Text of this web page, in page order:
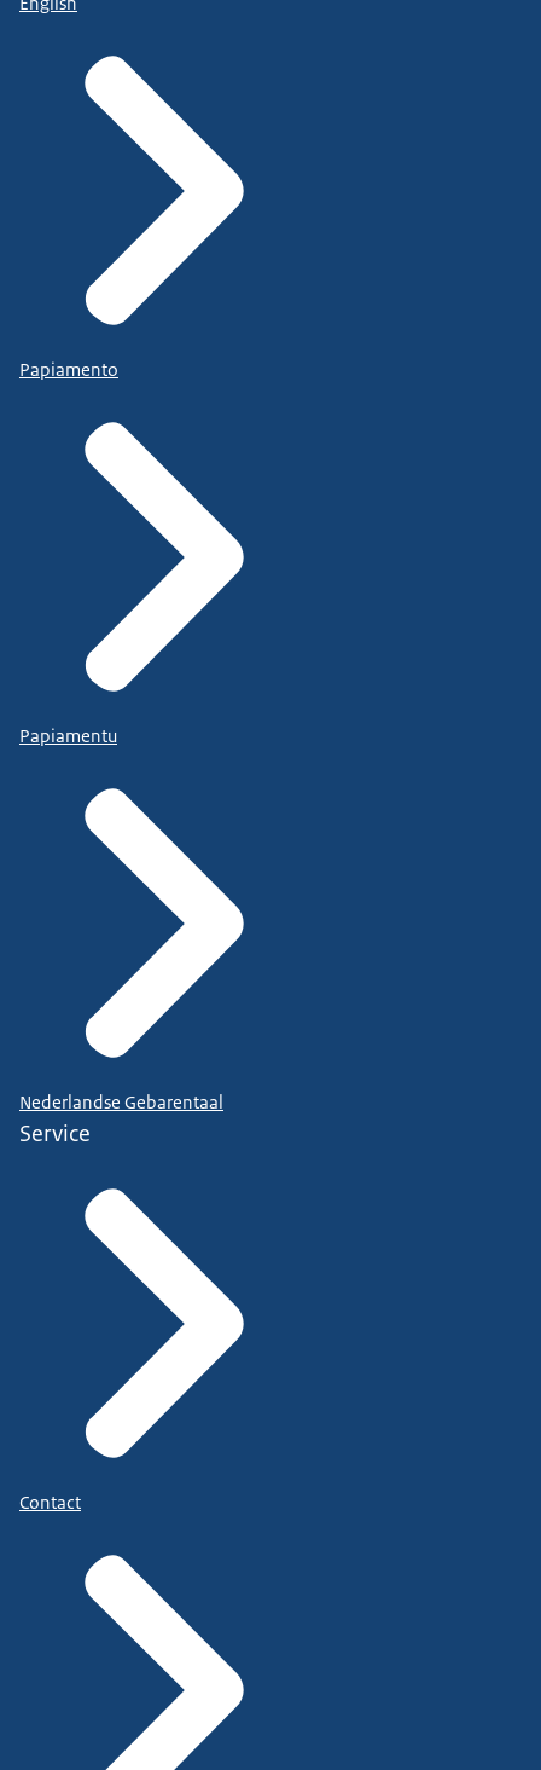
Papiamento
Papiamentu
Nederlandse Gebarentaal
Service
Contact